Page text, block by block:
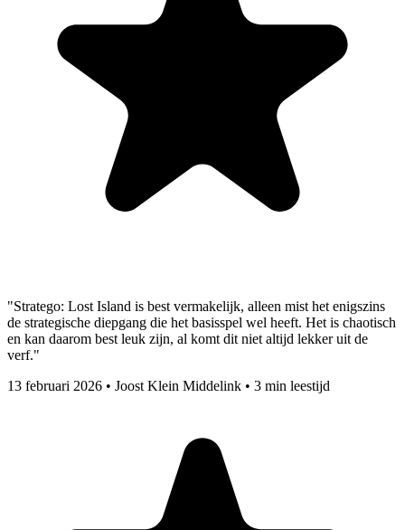
"Stratego: Lost Island is best vermakelijk, alleen mist het enigszins
de strategische diepgang die het basisspel wel heeft. Het is chaotisch
en kan daarom best leuk zijn, al komt dit niet altijd lekker uit de
verf."
13 februari 2026 • Joost Klein Middelink • 3 min leestijd